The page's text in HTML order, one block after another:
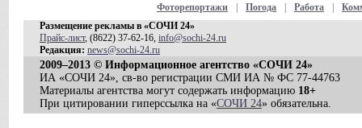
Фоторепортажи Погода Работа
Размещение рекламы в «СОЧИ 24»
Прайс-лист, (8622) 37-62-16, info@sochi-24.ru
Редакция: news@sochi-24.ru
2009–2013 © Информационное агентство «СОЧИ 24»
ИА «СОЧИ 24», св-во регистрации СМИ ИА № ФС 77-44763
Материалы агентства могут содержать информацию 18+
При цитировании гиперссылка на «СОЧИ 24» обязательна.